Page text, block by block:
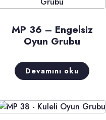
MP 36 – Engelsiz
Oyun Grubu
Devamını oku